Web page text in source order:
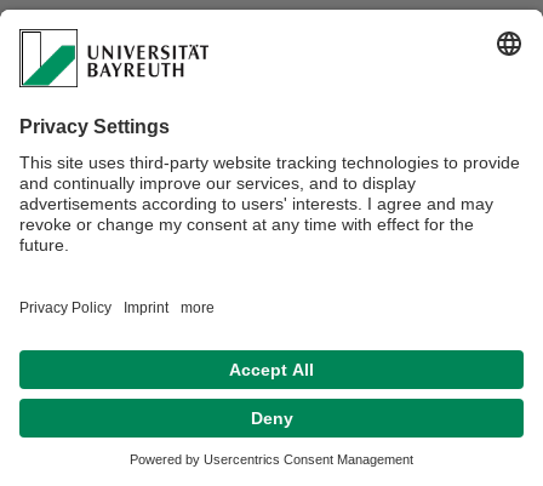
Verantwortlich für die Redaktion:
Datenschutzerklärung Impressum Hausordnung Sitemap
Barrierefreiheitserklärung